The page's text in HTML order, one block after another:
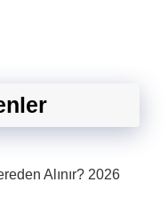
Alınır? 2026